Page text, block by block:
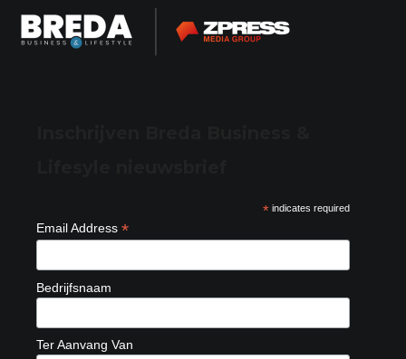
*indicates required
Email Address *
Bedrijfsnaam
Ter Aanvang Van